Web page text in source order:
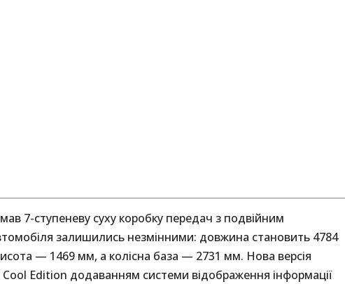
7-ступеневу суху коробку передач з подвійним
залишились незмінними: довжина становить 4784
— 1469 мм, а колісна база — 2731 мм. Нова версія
Cool Edition додаванням системи відображення інформації